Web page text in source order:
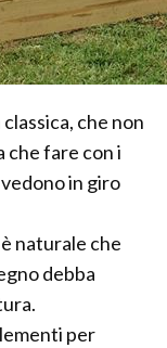
che non
che fare con i
in giro
naturale che
debba
per